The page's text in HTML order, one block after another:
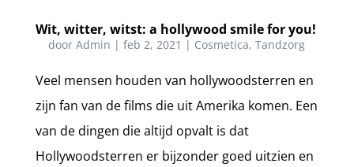
Wit, witter, witst: a hollywood smile for you!
doorAdmin |feb 2, 2021 | Cosmetica,Tandzorg
Veel mensen houden van hollywoodsterren en
zijn fan van de films die uit Amerika komen. Een
van de dingen die altijd opvalt is dat
Hollywoodsterren er bijzonder goed uitzien en